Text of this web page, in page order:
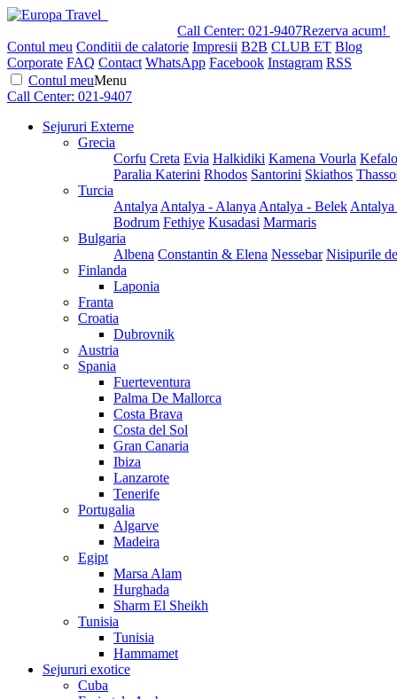
Call Center: 021-9407Rezerva acum!
Contul meu Conditii de calatorie Impresii B2B CLUB ET Blog
Corporate FAQ Contact WhatsApp Facebook Instagram RSS
Contul meuMenu
Call Center: 021-9407
Sejururi Externe
Grecia
Corfu Creta Evia Halkidiki Kamena Vourla
Paralia Katerini Rhodos Santorini Skiathos
Turcia
Antalya Antalya - Alanya Antalya - Belek
Bodrum Fethiye Kusadasi Marmaris
Bulgaria
Albena Constantin & Elena Nessebar Nisipurile
Finlanda
Laponia
Franta
Croatia
Dubrovnik
Austria
Spania
Fuerteventura
Palma De Mallorca
Costa Brava
Costa del Sol
Gran Canaria
Ibiza
Lanzarote
Tenerife
Portugalia
Algarve
Madeira
Egipt
Marsa Alam
Hurghada
Sharm El Sheikh
Tunisia
Tunisia
Hammamet
Sejururi exotice
Cuba